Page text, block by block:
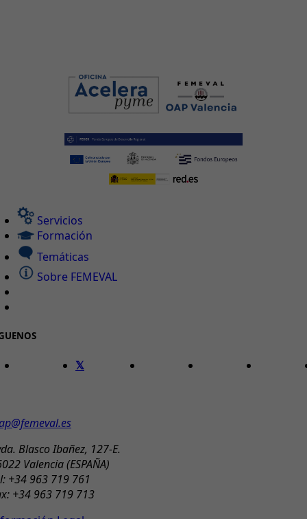
Servicios
Formación
Temáticas
Sobre FEMEVAL
Blasco Ibañez, 127-E.
Valencia (ESPAÑA)
+34 963 719 761
+34 963 719 713